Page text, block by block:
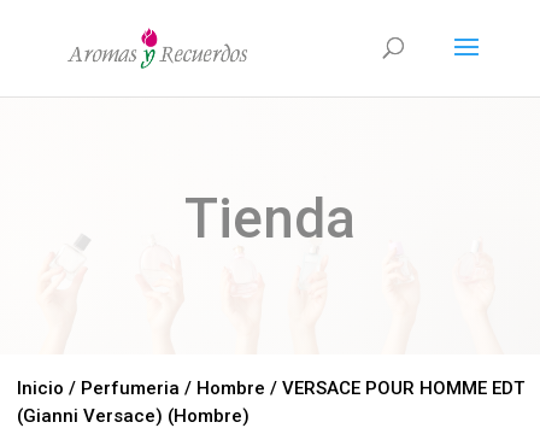
Tienda
Inicio / Perfumeria / Hombre / VERSACE POUR HOMME EDT
(Gianni Versace) (Hombre)